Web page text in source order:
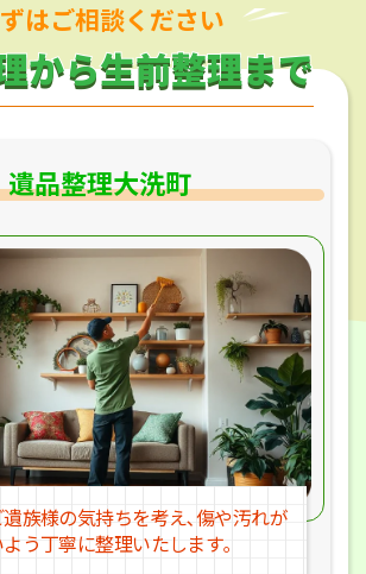
はご相談ください
から生前整理まで
から生前整理まで
遺品整理大洗町
族様の気持ちを考え､傷や汚れが
う丁寧に整理いたします｡